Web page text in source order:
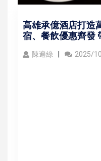
高雄承億酒店打造
宿、餐飲優惠齊發
陳遍綠 2025/